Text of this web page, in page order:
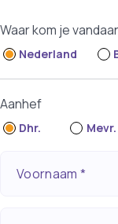
Waar kom je
Nederland
Aanhef
Dhr. Mevr.
Voornaam *